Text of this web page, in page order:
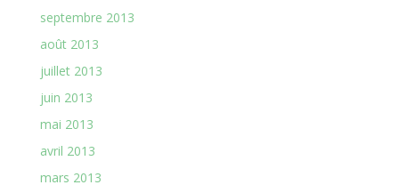
septembre 2013
août 2013
juillet 2013
juin 2013
mai 2013
avril 2013
mars 2013